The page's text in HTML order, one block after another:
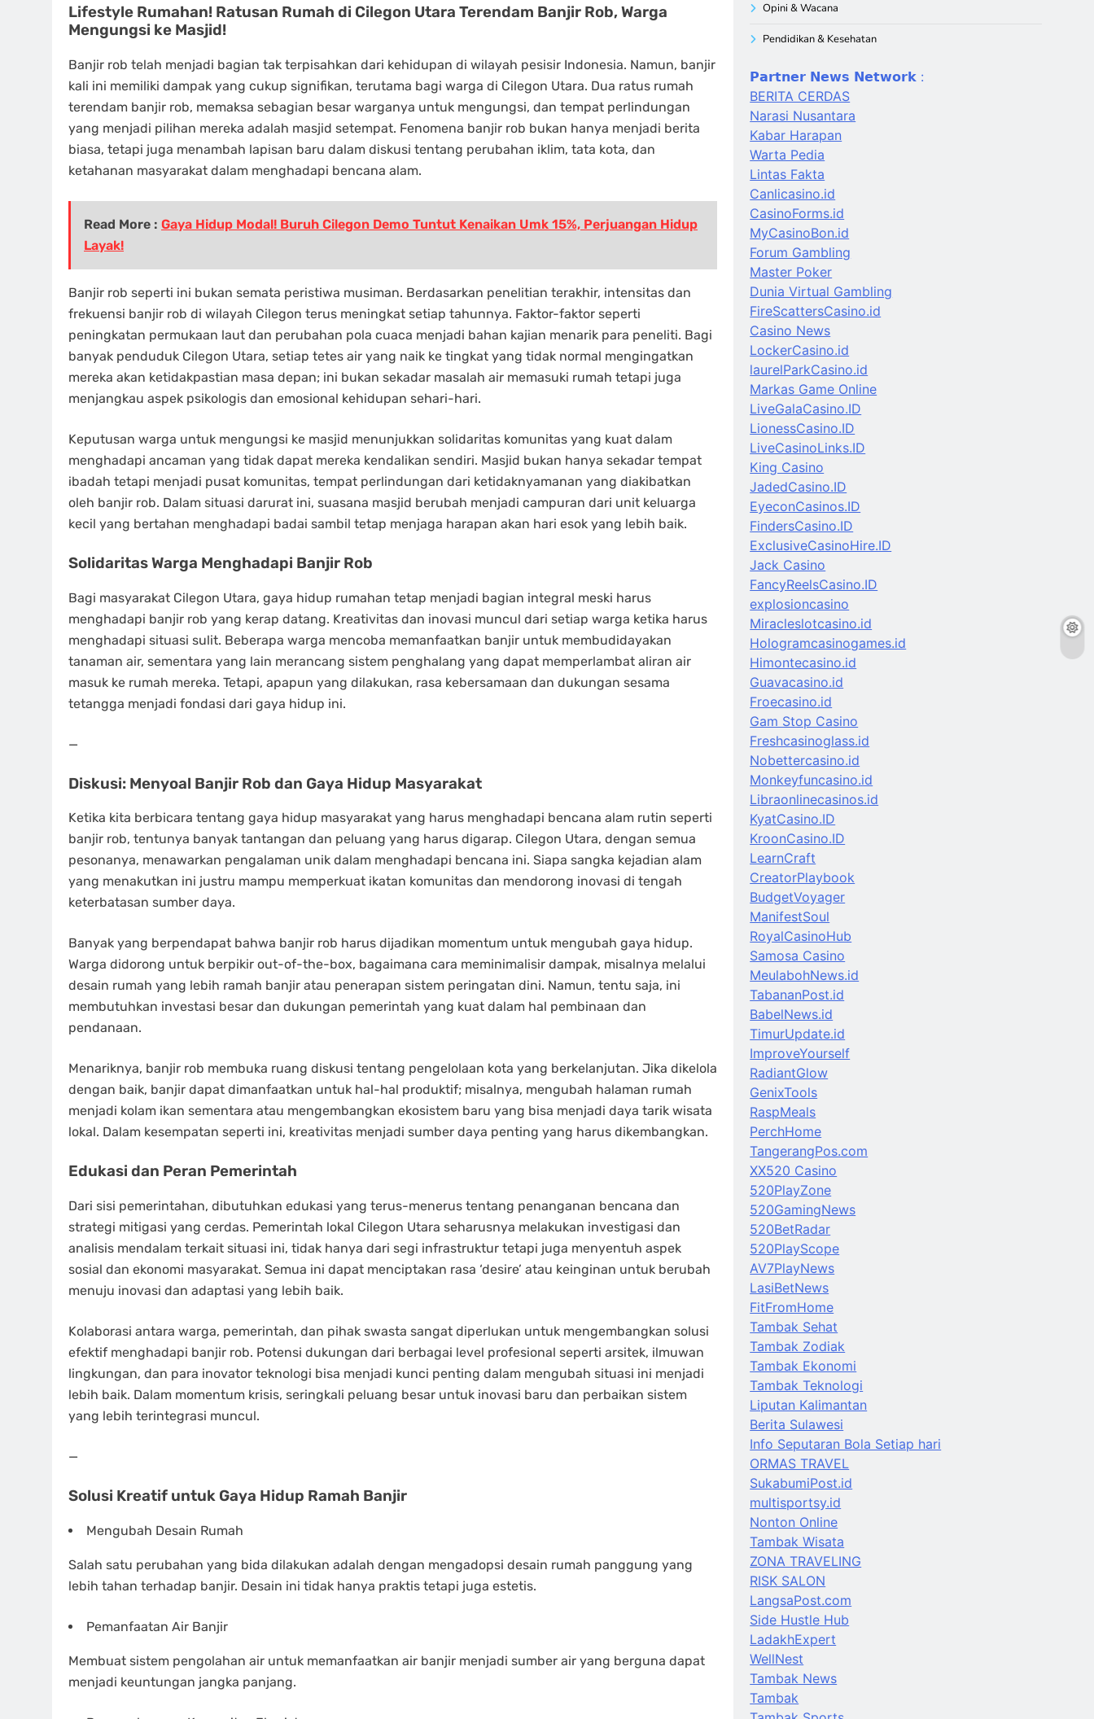
Lifestyle Rumahan! Ratusan Rumah di Cilegon Utara Terendam Banjir Rob, Warga
Mengungsi ke Masjid!
Banjir rob telah menjadi bagian tak terpisahkan dari kehidupan di wilayah pesisir Indonesia. Namun, banjir
kali ini memiliki dampak yang cukup signifikan, terutama bagi warga di Cilegon Utara. Dua ratus rumah
terendam banjir rob, memaksa sebagian besar warganya untuk mengungsi, dan tempat perlindungan
yang menjadi pilihan mereka adalah masjid setempat. Fenomena banjir rob bukan hanya menjadi berita
biasa, tetapi juga menambah lapisan baru dalam diskusi tentang perubahan iklim, tata kota, dan
ketahanan masyarakat dalam menghadapi bencana alam.
Read More : Gaya Hidup Modal! Buruh Cilegon Demo Tuntut Kenaikan Umk 15%, Perjuangan Hidup
Layak!
Banjir rob seperti ini bukan semata peristiwa musiman. Berdasarkan penelitian terakhir, intensitas dan
frekuensi banjir rob di wilayah Cilegon terus meningkat setiap tahunnya. Faktor-faktor seperti
peningkatan permukaan laut dan perubahan pola cuaca menjadi bahan kajian menarik para peneliti. Bagi
banyak penduduk Cilegon Utara, setiap tetes air yang naik ke tingkat yang tidak normal mengingatkan
mereka akan ketidakpastian masa depan; ini bukan sekadar masalah air memasuki rumah tetapi juga
menjangkau aspek psikologis dan emosional kehidupan sehari-hari.
Keputusan warga untuk mengungsi ke masjid menunjukkan solidaritas komunitas yang kuat dalam
menghadapi ancaman yang tidak dapat mereka kendalikan sendiri. Masjid bukan hanya sekadar tempat
ibadah tetapi menjadi pusat komunitas, tempat perlindungan dari ketidaknyamanan yang diakibatkan
oleh banjir rob. Dalam situasi darurat ini, suasana masjid berubah menjadi campuran dari unit keluarga
kecil yang bertahan menghadapi badai sambil tetap menjaga harapan akan hari esok yang lebih baik.
Solidaritas Warga Menghadapi Banjir Rob
Bagi masyarakat Cilegon Utara, gaya hidup rumahan tetap menjadi bagian integral meski harus
menghadapi banjir rob yang kerap datang. Kreativitas dan inovasi muncul dari setiap warga ketika harus
menghadapi situasi sulit. Beberapa warga mencoba memanfaatkan banjir untuk membudidayakan
tanaman air, sementara yang lain merancang sistem penghalang yang dapat memperlambat aliran air
masuk ke rumah mereka. Tetapi, apapun yang dilakukan, rasa kebersamaan dan dukungan sesama
tetangga menjadi fondasi dari gaya hidup ini.
—
Diskusi: Menyoal Banjir Rob dan Gaya Hidup Masyarakat
Ketika kita berbicara tentang gaya hidup masyarakat yang harus menghadapi bencana alam rutin seperti
banjir rob, tentunya banyak tantangan dan peluang yang harus digarap. Cilegon Utara, dengan semua
pesonanya, menawarkan pengalaman unik dalam menghadapi bencana ini. Siapa sangka kejadian alam
yang menakutkan ini justru mampu memperkuat ikatan komunitas dan mendorong inovasi di tengah
keterbatasan sumber daya.
Banyak yang berpendapat bahwa banjir rob harus dijadikan momentum untuk mengubah gaya hidup.
Warga didorong untuk berpikir out-of-the-box, bagaimana cara meminimalisir dampak, misalnya melalui
desain rumah yang lebih ramah banjir atau penerapan sistem peringatan dini. Namun, tentu saja, ini
membutuhkan investasi besar dan dukungan pemerintah yang kuat dalam hal pembinaan dan
pendanaan.
Menariknya, banjir rob membuka ruang diskusi tentang pengelolaan kota yang berkelanjutan. Jika dikelola
dengan baik, banjir dapat dimanfaatkan untuk hal-hal produktif; misalnya, mengubah halaman rumah
menjadi kolam ikan sementara atau mengembangkan ekosistem baru yang bisa menjadi daya tarik wisata
lokal. Dalam kesempatan seperti ini, kreativitas menjadi sumber daya penting yang harus dikembangkan.
Edukasi dan Peran Pemerintah
Dari sisi pemerintahan, dibutuhkan edukasi yang terus-menerus tentang penanganan bencana dan
strategi mitigasi yang cerdas. Pemerintah lokal Cilegon Utara seharusnya melakukan investigasi dan
analisis mendalam terkait situasi ini, tidak hanya dari segi infrastruktur tetapi juga menyentuh aspek
sosial dan ekonomi masyarakat. Semua ini dapat menciptakan rasa ‘desire’ atau keinginan untuk berubah
menuju inovasi dan adaptasi yang lebih baik.
Kolaborasi antara warga, pemerintah, dan pihak swasta sangat diperlukan untuk mengembangkan solusi
efektif menghadapi banjir rob. Potensi dukungan dari berbagai level profesional seperti arsitek, ilmuwan
lingkungan, dan para inovator teknologi bisa menjadi kunci penting dalam mengubah situasi ini menjadi
lebih baik. Dalam momentum krisis, seringkali peluang besar untuk inovasi baru dan perbaikan sistem
yang lebih terintegrasi muncul.
—
Solusi Kreatif untuk Gaya Hidup Ramah Banjir
Mengubah Desain Rumah
Salah satu perubahan yang bida dilakukan adalah dengan mengadopsi desain rumah panggung yang
lebih tahan terhadap banjir. Desain ini tidak hanya praktis tetapi juga estetis.
Pemanfaatan Air Banjir
Membuat sistem pengolahan air untuk memanfaatkan air banjir menjadi sumber air yang berguna dapat
menjadi keuntungan jangka panjang.
Opini & Wacana
Pendidikan & Kesehatan
𝗣𝗮𝗿𝘁𝗻𝗲𝗿 𝗡𝗲𝘄𝘀 𝗡𝗲𝘁𝘄𝗼𝗿𝗸 :
BERITA CERDAS
Narasi Nusantara
Kabar Harapan
Warta Pedia
Lintas Fakta
Canlicasino.id
CasinoForms.id
MyCasinoBon.id
Forum Gambling
Master Poker
Dunia Virtual Gambling
FireScattersCasino.id
Casino News
LockerCasino.id
laurelParkCasino.id
Markas Game Online
LiveGalaCasino.ID
LionessCasino.ID
LiveCasinoLinks.ID
King Casino
JadedCasino.ID
EyeconCasinos.ID
FindersCasino.ID
ExclusiveCasinoHire.ID
Jack Casino
FancyReelsCasino.ID
explosioncasino
Miracleslotcasino.id
Hologramcasinogames.id
Himontecasino.id
Guavacasino.id
Froecasino.id
Gam Stop Casino
Freshcasinoglass.id
Nobettercasino.id
Monkeyfuncasino.id
Libraonlinecasinos.id
KyatCasino.ID
KroonCasino.ID
LearnCraft
CreatorPlaybook
BudgetVoyager
ManifestSoul
RoyalCasinoHub
Samosa Casino
MeulabohNews.id
TabananPost.id
BabelNews.id
TimurUpdate.id
ImproveYourself
RadiantGlow
GenixTools
RaspMeals
PerchHome
TangerangPos.com
XX520 Casino
520PlayZone
520GamingNews
520BetRadar
520PlayScope
AV7PlayNews
LasiBetNews
FitFromHome
Tambak Sehat
Tambak Zodiak
Tambak Ekonomi
Tambak Teknologi
Liputan Kalimantan
Berita Sulawesi
Info Seputaran Bola Setiap hari
ORMAS TRAVEL
SukabumiPost.id
multisportsy.id
Nonton Online
Tambak Wisata
ZONA TRAVELING
RISK SALON
LangsaPost.com
Side Hustle Hub
LadakhExpert
WellNest
Tambak News
Tambak